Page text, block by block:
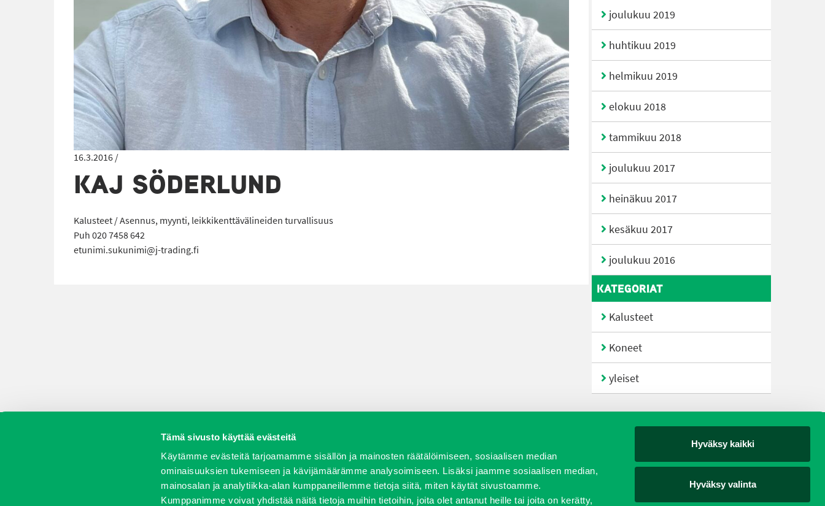
Tämä sivusto käyttää evästeitä
Käytämme evästeitä tarjoamamme sisällön ja mainosten räätälöimiseen, sosiaalisen median
ominaisuuksien tukemiseen ja kävijämäärämme analysoimiseen. Lisäksi jaamme sosiaalisen median,
mainosalan ja analytiikka-alan kumppaneillemme tietoja siitä, miten käytät sivustoamme.
Kumppanimme voivat yhdistää näitä tietoja muihin tietoihin, joita olet antanut heille tai joita on kerätty,
Hyväksy kaikki
Hyväksy valinta
16.3.2016 /
KAJ SÖDERLUND
Kalusteet / Asennus, myynti, leikkikenttävälineiden turvallisuus
Puh 020 7458 642
etunimi.sukunimi@j-trading.fi
joulukuu 2019
huhtikuu 2019
helmikuu 2019
elokuu 2018
tammikuu 2018
joulukuu 2017
heinäkuu 2017
kesäkuu 2017
joulukuu 2016
KATEGORIAT
Kalusteet
Koneet
yleiset
Vaihtokoneet Kalusteet Huolto ja varaosat Verkkokauppa JT Vuokrakone Jälleenmyyjät